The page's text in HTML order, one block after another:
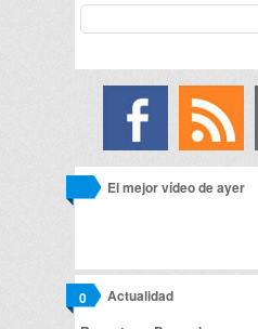
El mejor vídeo de ayer
Actualidad
0